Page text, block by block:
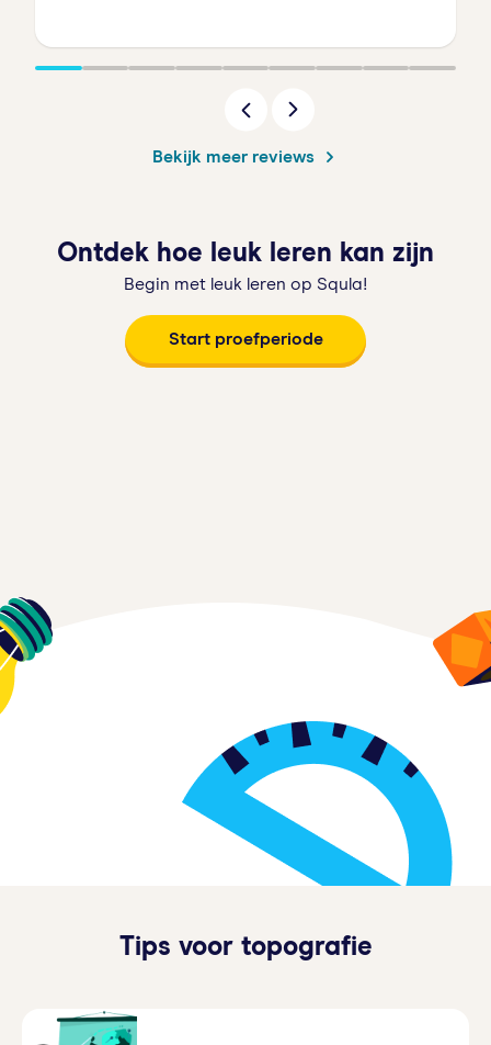
Bekijk meer reviews
Ontdek hoe leuk leren kan zijn
Begin met leuk leren op Squla!
Start proefperiode
Tips voor topografie